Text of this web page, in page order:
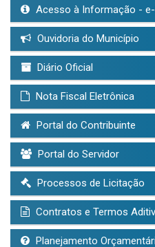
Acesso à Informação - e-
Ouvidoria do Município
Diário Oficial
Nota Fiscal Eletrônica
Portal do Contribuinte
Portal do Servidor
Processos de Licitação
Contratos e Termos
Planejamento